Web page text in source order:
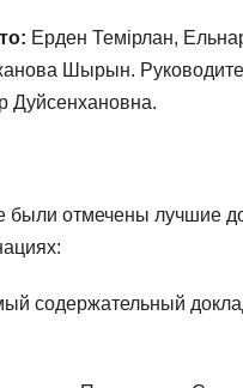
Ерден Темірлан,
Шырын.
Дуйсенхановна.
были отмечены лучшие
содержательный